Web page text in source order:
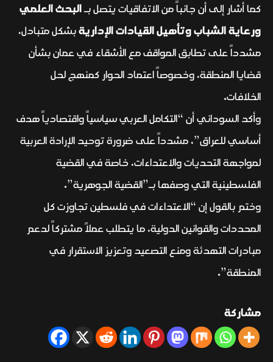
كما أشار إلى أن جانباً من الاتفاقيات يتصل بـالبحث العلمي
ورعاية الشباب وتأهيل القيادات الإداريةبشكل متبادل،
مشدداً على تطابق المواقف مع الأشقاء في عمان بشأن
قضايا المنطقة، وخصوصاً اعتماد الحوار كمنهج لحل
الخلافات.
وأكد السوداني أن “التكامل العربي سياسياً واقتصادياً هدف
أساسي للعراق”، مشدداً على ضرورة توحيد الإرادة العربية
لمواجهة التحديات والاعتداءات، خاصة في القضية
الفلسطينية التي وصفها بـ”القضية الجوهرية”.
وختم بالقول إن “الاعتداءات في فلسطين تجاوزت كل
المحددات والقوانين الدولية، ما يتطلب عملاً مشتركاً لدعم
مبادرات التهدئة ومنع التصعيد وتعزيز الاستقرار في
المنطقة”.
مشاركة